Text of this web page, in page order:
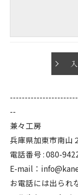
--
兼々工房
兵庫県加東市南山
電話番号 : 080-
E-mail：
お電話には出られ